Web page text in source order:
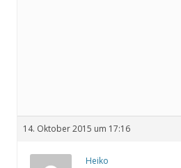
14. Oktober 2015 um 17:16
Heiko